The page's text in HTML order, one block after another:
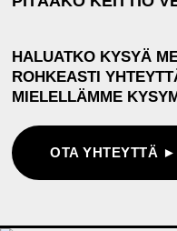
HALUATKO KYSYÄ
ROHKEASTI
MIELELLÄMME
OTA YHTEYTTÄ ►